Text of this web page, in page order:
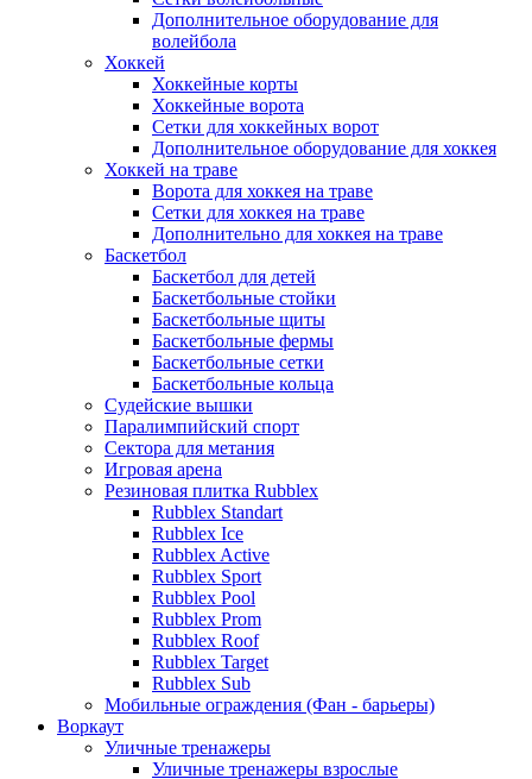
Дополнительное оборудование для
волейбола
Хоккей
Хоккейные корты
Хоккейные ворота
Сетки для хоккейных ворот
Дополнительное оборудование для хоккея
Хоккей на траве
Ворота для хоккея на траве
Сетки для хоккея на траве
Дополнительно для хоккея на траве
Баскетбол
Баскетбол для детей
Баскетбольные стойки
Баскетбольные щиты
Баскетбольные фермы
Баскетбольные сетки
Баскетбольные кольца
Судейские вышки
Паралимпийский спорт
Сектора для метания
Игровая арена
Резиновая плитка Rubblex
Rubblex Standart
Rubblex Ice
Rubblex Active
Rubblex Sport
Rubblex Pool
Rubblex Prom
Rubblex Roof
Rubblex Target
Rubblex Sub
Мобильные ограждения (Фан - барьеры)
Воркаут
Уличные тренажеры
Уличные тренажеры взрослые